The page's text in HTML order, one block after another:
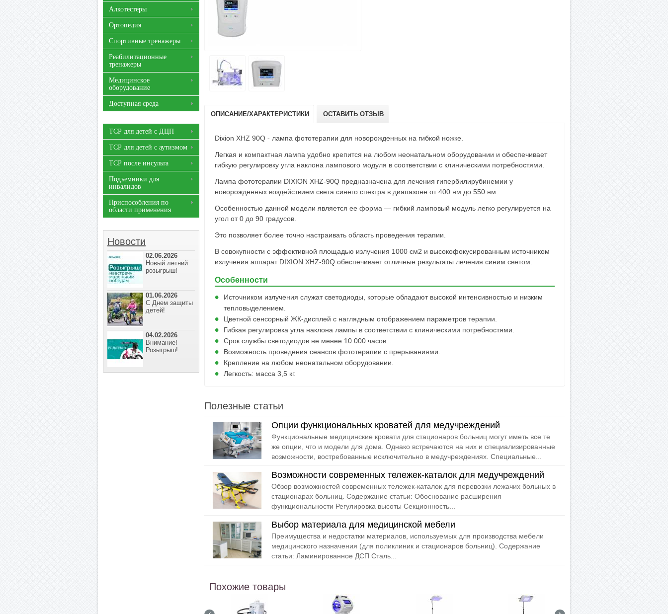
Алкотестеры
Ортопедия
Спортивные тренажеры
Реабилитационные
тренажеры
Медицинское
оборудование
Доступная среда
ТСР для детей с ДЦП
ТСР для детей с аутизмом
ТСР после инсульта
Подъемники для
инвалидов
Приспособления по
области применения
Новости
02.06.2026
Новый летний
розыгрыш!
01.06.2026
С Днем защиты
детей!
04.02.2026
Внимание!
Розыгрыш!
ОПИСАНИЕ/ХАРАКТЕРИСТИКИ ОСТАВИТЬ ОТЗЫВ
Dixion XHZ 90Q - лампа фототерапии для новорожденных на гибкой ножке.
Легкая и компактная лампа удобно крепится на любом неонатальном оборудовании и обеспечивает
гибкую регулировку угла наклона лампового модуля в соответствии с клиническими потребностями.
Лампа фототерапии DIXION XHZ-90Q предназначена для лечения гипербилирубинемии у
новорожденных воздействием света синего спектра в диапазоне от 400 нм до 550 нм.
Особенностью данной модели является ее форма — гибкий ламповый модуль легко регулируется на
угол от 0 до 90 градусов.
Это позволяет более точно настраивать область проведения терапии.
В совокупности с эффективной площадью излучения 1000 см2 и высокофокусированным источником
излучения аппарат DIXION XHZ-90Q обеспечивает отличные результаты лечения синим светом.
Особенности
Источником излучения служат светодиоды, которые обладают высокой интенсивностью и низким
тепловыделением.
Цветной сенсорный ЖК-дисплей с наглядным отображением параметров терапии.
Гибкая регулировка угла наклона лампы в соответствии с клиническими потребностями.
Срок службы светодиодов не менее 10 000 часов.
Возможность проведения сеансов фототерапии с прерываниями.
Крепление на любом неонатальном оборудовании.
Легкость: масса 3,5 кг.
Полезные статьи
Опции функциональных кроватей для медучреждений
Функциональные медицинские кровати для стационаров больниц могут иметь все те
же опции, что и модели для дома. Однако встречаются на них и специализированные
возможности, востребованные исключительно в медучреждениях. Специальные...
Возможности современных тележек-каталок для медучреждений
Обзор возможностей современных тележек-каталок для перевозки лежачих больных в
стационарах больниц. Содержание статьи: Обоснование расширения
функциональности Регулировка высоты Секционность...
Выбор материала для медицинской мебели
Преимущества и недостатки материалов, используемых для производства мебели
медицинского назначения (для поликлиник и стационаров больниц). Содержание
статьи: Ламинированное ДСП Сталь...
Похожие товары